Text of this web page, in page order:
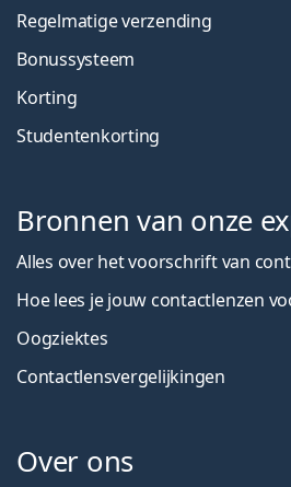
Regelmatige verzending
Bonussysteem
Korting
Studentenkorting
Bronnen van onze
Alles over het voorschrift van
Hoe lees je jouw contactlenzen
Oogziektes
Contactlensvergelijkingen
Over ons